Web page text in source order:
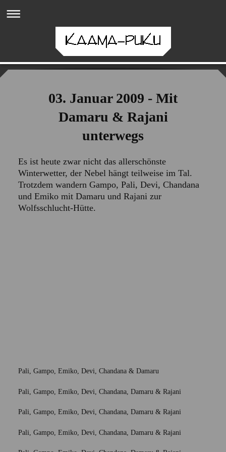
03. Januar 2009 - Mit
Damaru & Rajani
unterwegs
Es ist heute zwar nicht das allerschönste
Winterwetter, der Nebel hängt teilweise im Tal.
Trotzdem wandern Gampo, Pali, Devi, Chandana
und Emiko mit Damaru und Rajani zur
Wolfsschlucht-Hütte.
Pali, Gampo, Emiko, Devi, Chandana & Damaru
Pali, Gampo, Emiko, Devi, Chandana, Damaru & Rajani
Pali, Gampo, Emiko, Devi, Chandana, Damaru & Rajani
Pali, Gampo, Emiko, Devi, Chandana, Damaru & Rajani